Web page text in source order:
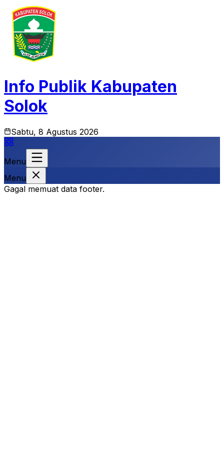
Info Publik Kabupaten
Solok
Sabtu, 8 Agustus 2026
Menu
Menu
Gagal memuat data footer.